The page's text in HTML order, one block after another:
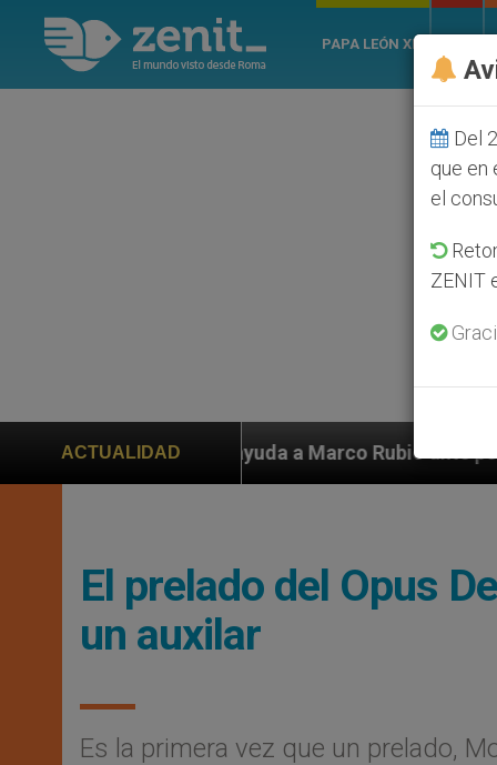
PAPA LEÓN XIV
ACTUALIDAD
a Marco Rubio ante persecución de colonos
El prelado del Opus
un auxilar
Es la primera vez que un prelado,
Del
que en
el
ZENIT